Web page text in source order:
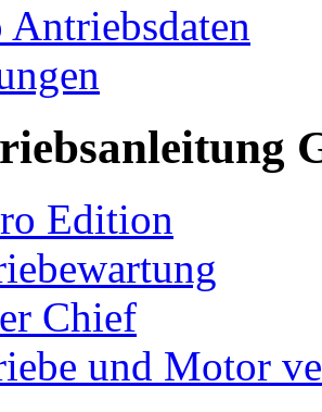
Edition
Chief
und Motor